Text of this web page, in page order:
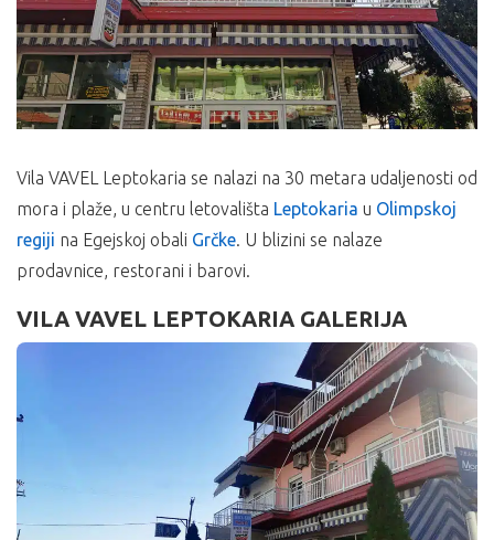
Vila VAVEL Leptokaria se nalazi na 30 metara udaljenosti od
mora i plaže, u centru letovališta Leptokaria u Olimpskoj
regiji na Egejskoj obali Grčke . U blizini se nalaze
prodavnice, restorani i barovi.
VILA VAVEL LEPTOKARIA GALERIJA